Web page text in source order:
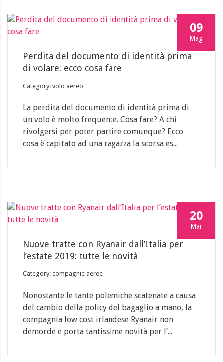
09
Mag
Perdita del documento di identità prima
di volare: ecco cosa fare
Category: volo aereo
La perdita del documento di identità prima di
un volo è molto frequente. Cosa fare? A chi
rivolgersi per poter partire comunque? Ecco
cosa è capitato ad una ragazza la scorsa es...
20
Mar
Nuove tratte con Ryanair dall’Italia per
l’estate 2019: tutte le novità
Category: compagnie aeree
Nonostante le tante polemiche scatenate a causa
del cambio della policy del bagaglio a mano, la
compagnia low cost irlandese Ryanair non
demorde e porta tantissime novità per l’...